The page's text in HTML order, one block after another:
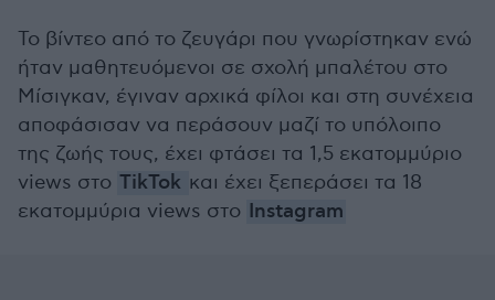
Το βίντεο από το ζευγάρι που γνωρίστηκαν ενώ
ήταν μαθητευόμενοι σε σχολή μπαλέτου στο
Μίσιγκαν, έγιναν αρχικά φίλοι και στη συνέχεια
αποφάσισαν να περάσουν μαζί το υπόλοιπο
της ζωής τους, έχει φτάσει τα 1,5 εκατομμύριο
views στο TikTok και έχει ξεπεράσει τα 18
εκατομμύρια views στο Instagram